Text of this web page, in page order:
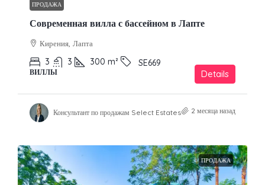
ПРОДАЖА
Современная вилла с бассейном в Лапте
Кирения, Лапта
3 3 300 m² SE669
ВИЛЛЫ Details
Консультант по продажам Select Estates 2 месяца назад
ПРОДАЖА